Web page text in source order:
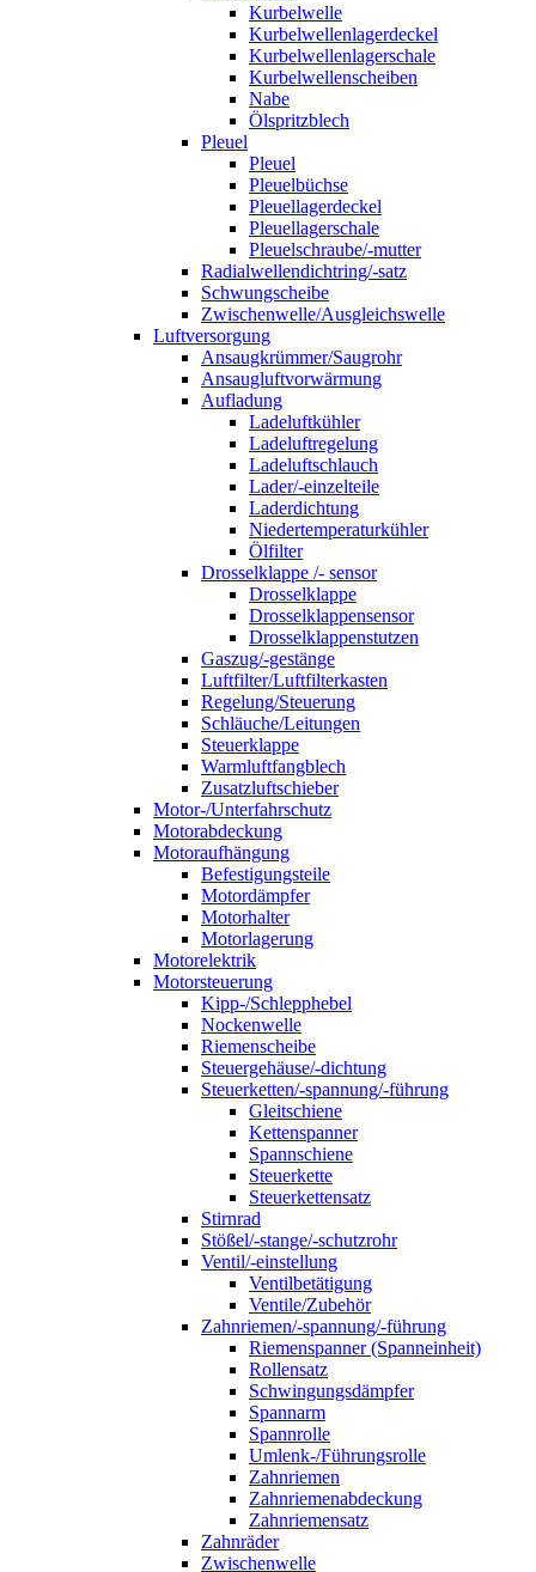
Kurbelwelle
Kurbelwellenlagerdeckel
Kurbelwellenlagerschale
Kurbelwellenscheiben
Nabe
Ölspritzblech
Pleuel
Pleuel
Pleuelbüchse
Pleuellagerdeckel
Pleuellagerschale
Pleuelschraube/-mutter
Radialwellendichtring/-satz
Schwungscheibe
Zwischenwelle/Ausgleichswelle
Luftversorgung
Ansaugkrümmer/Saugrohr
Ansaugluftvorwärmung
Aufladung
Ladeluftkühler
Ladeluftregelung
Ladeluftschlauch
Lader/-einzelteile
Laderdichtung
Niedertemperaturkühler
Ölfilter
Drosselklappe /- sensor
Drosselklappe
Drosselklappensensor
Drosselklappenstutzen
Gaszug/-gestänge
Luftfilter/Luftfilterkasten
Regelung/Steuerung
Schläuche/Leitungen
Steuerklappe
Warmluftfangblech
Zusatzluftschieber
Motor-/Unterfahrschutz
Motorabdeckung
Motoraufhängung
Befestigungsteile
Motordämpfer
Motorhalter
Motorlagerung
Motorelektrik
Motorsteuerung
Kipp-/Schlepphebel
Nockenwelle
Riemenscheibe
Steuergehäuse/-dichtung
Steuerketten/-spannung/-führung
Gleitschiene
Kettenspanner
Spannschiene
Steuerkette
Steuerkettensatz
Stirnrad
Stößel/-stange/-schutzrohr
Ventil/-einstellung
Ventilbetätigung
Ventile/Zubehör
Zahnriemen/-spannung/-führung
Riemenspanner (Spanneinheit)
Rollensatz
Schwingungsdämpfer
Spannarm
Spannrolle
Umlenk-/Führungsrolle
Zahnriemen
Zahnriemenabdeckung
Zahnriemensatz
Zahnräder
Zwischenwelle